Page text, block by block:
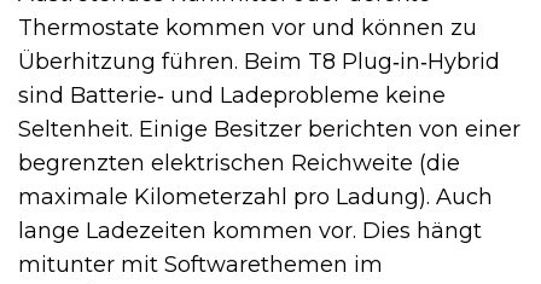
Thermostate kommen vor und können zu
Überhitzung führen. Beim T8 Plug‑in‑Hybrid
sind Batterie‑ und Ladeprobleme keine
Seltenheit. Einige Besitzer berichten von einer
begrenzten elektrischen Reichweite (die
maximale Kilometerzahl pro Ladung). Auch
lange Ladezeiten kommen vor. Dies hängt
mitunter mit Softwarethemen im